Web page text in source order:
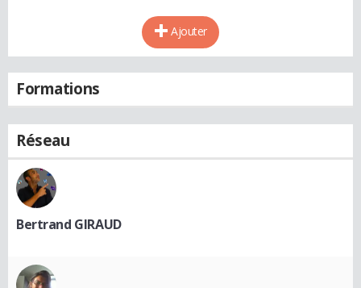
Ajouter
Formations
Réseau
Bertrand GIRAUD